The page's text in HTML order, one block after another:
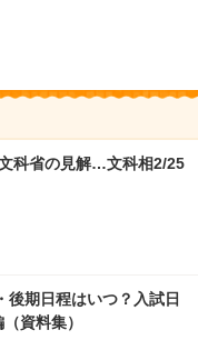
科省の見解…文科相2/25
後期日程はいつ？入試日
資料集）